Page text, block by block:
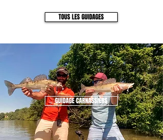
TOUS LES GUIDAGES
GUIDAGE CARNASSIERS